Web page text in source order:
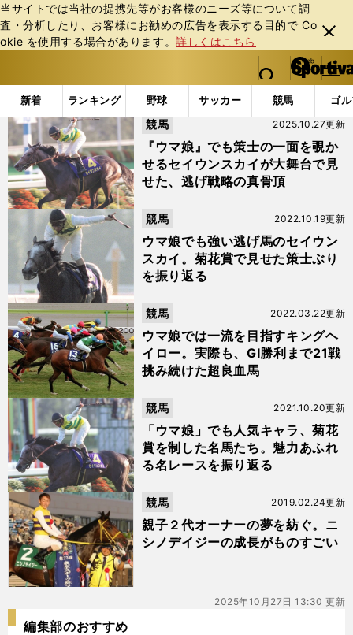
当サイトでは当社の提携先等がお客様のニーズ等について調
査・分析したり、お客様にお勧めの広告を表⽰する⽬的で Co
okie を使⽤する場合があります。詳しくはこちら
閉じ
る
web Sportiva (webスポルティーバ)
検索
マイペ
ー
ジ
メニュ
新着 ランキング 野球 サッカー 競馬 ゴ
b
ス
ポ
ル
テ
ィ
ー
バ
「#セイウンスカイ」の最新ニュース・ 情報
『ウマ娘』でも策士の一面を覗か
せるセイウンスカイが大舞台で見
せた、逃げ戦略の真骨頂
2025.10.27更新
競馬
ウマ娘でも強い逃げ馬のセイウン
スカイ。菊花賞で見せた策士ぶり
を振り返る
2022.10.19更新
競馬
ウマ娘では一流を目指すキングヘ
イロー。実際も、GⅠ勝利まで21戦
挑み続けた超良血馬
2022.03.22更新
競馬
「ウマ娘」でも人気キャラ、菊花
賞を制した名馬たち。魅力あふれ
る名レースを振り返る
2021.10.20更新
競馬
親子２代オーナーの夢を紡ぐ。ニ
シノデイジーの成長がものすごい
2019.02.24更新
競馬
2025年10月27日 13:30 更新
編集部のおすすめ